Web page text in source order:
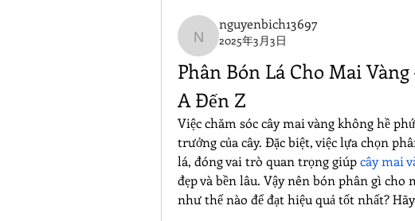
nguyenbich13697
nguyenbich13697
2025年3月3日
Phân Bón Lá Cho Mai
A Đến Z
Việc chăm sóc cây mai vàng không hề
trưởng của cây. Đặc biệt, việc lựa chọn
lá, đóng vai trò quan trọng giúp cây mai
đẹp và bền lâu. Vậy nên bón phân gì cho
như thế nào để đạt hiệu quả tốt nhất?